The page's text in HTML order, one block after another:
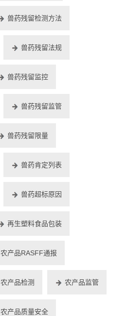
兽药残留检测方法
兽药残留法规
兽药残留监控
兽药残留监管
兽药残留限量
兽药肯定列表
兽药超标原因
再生塑料食品包装
农产品RASFF通报
农产品检测 农产品监管
农产品质量安全